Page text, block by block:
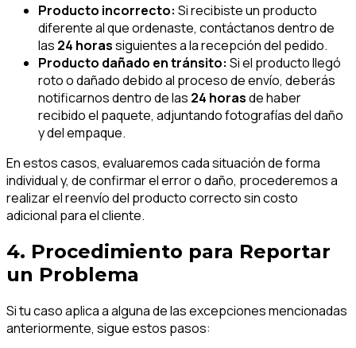
Producto incorrecto: Si recibiste un producto
diferente al que ordenaste, contáctanos dentro de
las 24 horassiguientes a la recepción del pedido.
Producto dañado en tránsito: Si el producto llegó
roto o dañado debido al proceso de envío, deberás
notificarnos dentro de las 24 horasde haber
recibido el paquete, adjuntando fotografías del daño
y del empaque.
En estos casos, evaluaremos cada situación de forma
individual y, de confirmar el error o daño, procederemos a
realizar el reenvío del producto correcto sin costo
adicional para el cliente.
4. Procedimiento para Reportar
un Problema
Si tu caso aplica a alguna de las excepciones mencionadas
anteriormente, sigue estos pasos: